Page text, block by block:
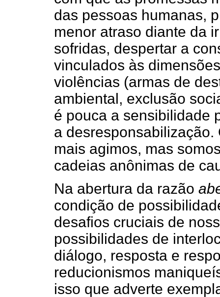
das pessoas humanas,
menor atraso diante da
sofridas, despertar a
vinculados às
violências (armas de
ambiental, exclusão
é pouca a sensibilidade
a
mais agimos, mas
cadeias anônimas de
Na abertura da razão
condição de
desafios cruciais de
possibilidades de
diálogo, resposta e
reducionismos
isso que adverte